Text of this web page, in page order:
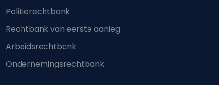
Politierechtbank
Rechtbank van eerste aanleg
Arbeidsrechtbank
Ondernemingsrechtbank